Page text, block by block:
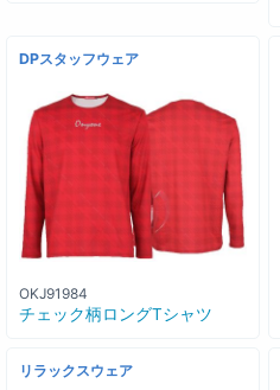
DPスタッフウェア
OKJ91984
チェック柄ロングTシャツ
リラックスウェア